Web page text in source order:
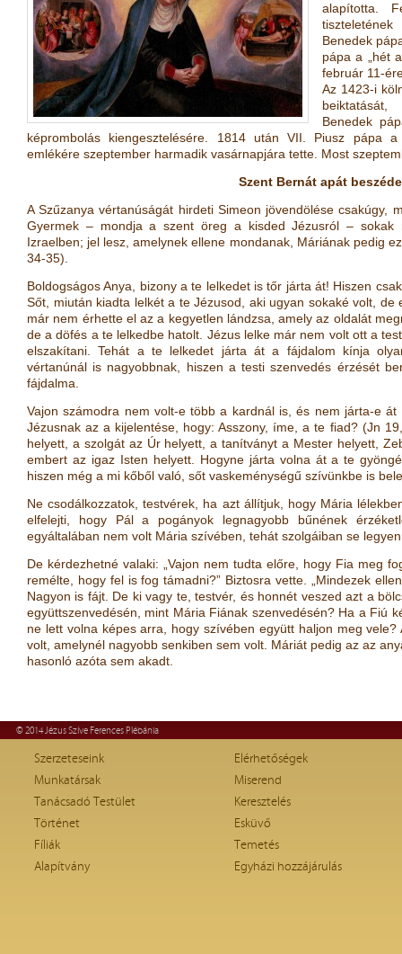
alapította.
Benedek
pápa a „hét
február 11-
Az 1423-i
Benedek
képrombolás kiengesztelésére. 1814 után VII. Piusz pápa
emlékére szeptember harmadik vasárnapjára tette. Most
Szent Bernát apát
A Szűzanya vértanúságát hirdeti Simeon jövendölése csakúgy,
Gyermek – mondja a szent öreg a kisded Jézusról – sokak
Izraelben; jel lesz, amelynek ellene mondanak, Máriának pedig
34-35)
Boldogságos Anya, bizony a te lelkedet is tőr járta át! Hiszen
Sőt, miután kiadta lelkét a te Jézusod, aki ugyan sokaké volt,
már nem érhette el az a kegyetlen lándzsa, amely az oldalát
de a döfés a te lelkedbe hatolt. Jézus lelke már nem volt ott a
elszakítani. Tehát a te lelkedet járta át a fájdalom kínja
vértanúnál is nagyobbnak, hiszen a testi szenvedés érzését
fájdalma.
Vajon számodra nem volt-e több a kardnál is, és nem járta-e
Jézusnak az a kijelentése, hogy: Asszony, íme, a te fiad? (Jn
helyett, a szolgát az Úr helyett, a tanítványt a Mester helyett,
embert az igaz Isten helyett. Hogyne járta volna át a te
hiszen még a mi kőből való, sőt vaskeménységű szívünkbe is
Ne csodálkozzatok, testvérek, ha azt állítjuk, hogy Mária
elfelejti, hogy Pál a pogányok legnagyobb bűnének
egyáltalában nem volt Mária szívében, tehát szolgáiban se
De kérdezhetné valaki: „Vajon nem tudta előre, hogy Fia meg
remélte, hogy fel is fog támadni?” Biztosra vette. „Mindezek
Nagyon is fájt. De ki vagy te, testvér, és honnét veszed azt a
együttszenvedésén, mint Mária Fiának szenvedésén? Ha a Fiú
ne lett volna képes arra, hogy szívében együtt haljon meg
volt, amelynél nagyobb senkiben sem volt. Máriát pedig az az
hasonló azóta sem akadt.
© 2014 Jézus Szíve Ferences Plébánia
Szerzeteseink
Munkatársak
Tanácsadó Testület
Történet
Fíliák
Alapítvány
Elérhetőségek
Miserend
Keresztelés
Esküvő
Temetés
Egyházi hozzájárulás